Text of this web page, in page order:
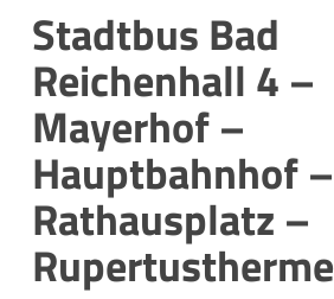
Stadtbus Bad
Reichenhall 4 –
Mayerhof –
Hauptbahnhof –
Rathausplatz –
Rupertustherme